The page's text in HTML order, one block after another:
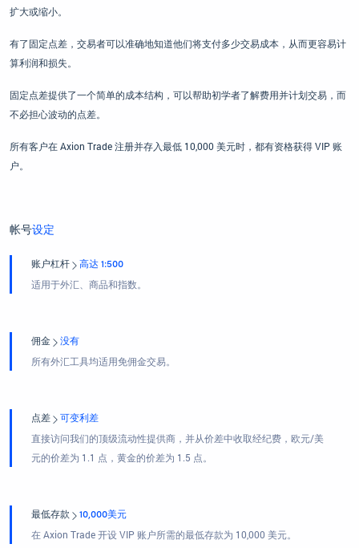
扩大或缩小。
有了固定点差，交易者可以准确地知道他们将支付多少交易成本，从而更容易计
算利润和损失。
固定点差提供了一个简单的成本结构，可以帮助初学者了解费用并计划交易，而
不必担心波动的点差。
所有客户在 Axion Trade 注册并存入最低 10,000 美元时，都有资格获得 VIP 账
户。
帐号设定
账户杠杆 高达 1:500
适用于外汇、商品和指数。
佣金 没有
所有外汇工具均适用免佣金交易。
点差 可变利差
直接访问我们的顶级流动性提供商，并从价差中收取经纪费，欧元/美
元的价差为 1.1 点，黄金的价差为 1.5 点。
最低存款 10,000美元
在 Axion Trade 开设 VIP 账户所需的最低存款为 10,000 美元。